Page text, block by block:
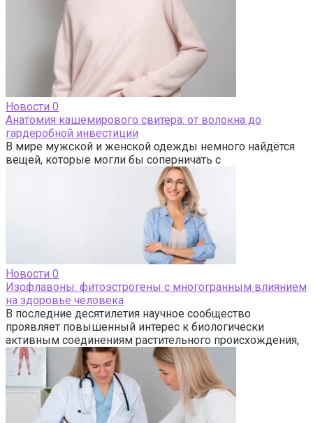
Новости 0
Анатомия кашемирового свитера: от волокна до
гардеробной инвестиции
В мире мужской и женской одежды немного найдётся
вещей, которые могли бы соперничать с
Новости 0
Изофлавоны: фитоэстрогены с многогранным влиянием
на здоровье человека
В последние десятилетия научное сообщество
проявляет повышенный интерес к биологически
активным соединениям растительного происхождения,